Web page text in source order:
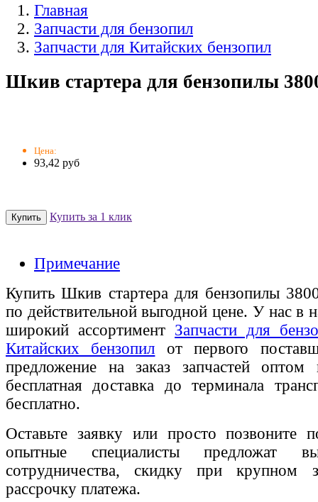
Главная
Запчасти для бензопил
Запчасти для Китайских бензопил
Шкив стартера для бензопилы
Цена:
93,42 руб
Купить за 1 клик
Примечание
Купить Шкив стартера для бензопилы
по действительной выгодной цене. У нас в
широкий ассортимент Запчасти для
Китайских бензопил от первого
предложение на заказ запчастей
бесплатная доставка до терминала
бесплатно.
Оставьте заявку или просто позвоните
опытные специалисты предложат
сотрудничества, скидку при крупном
рассрочку платежа.